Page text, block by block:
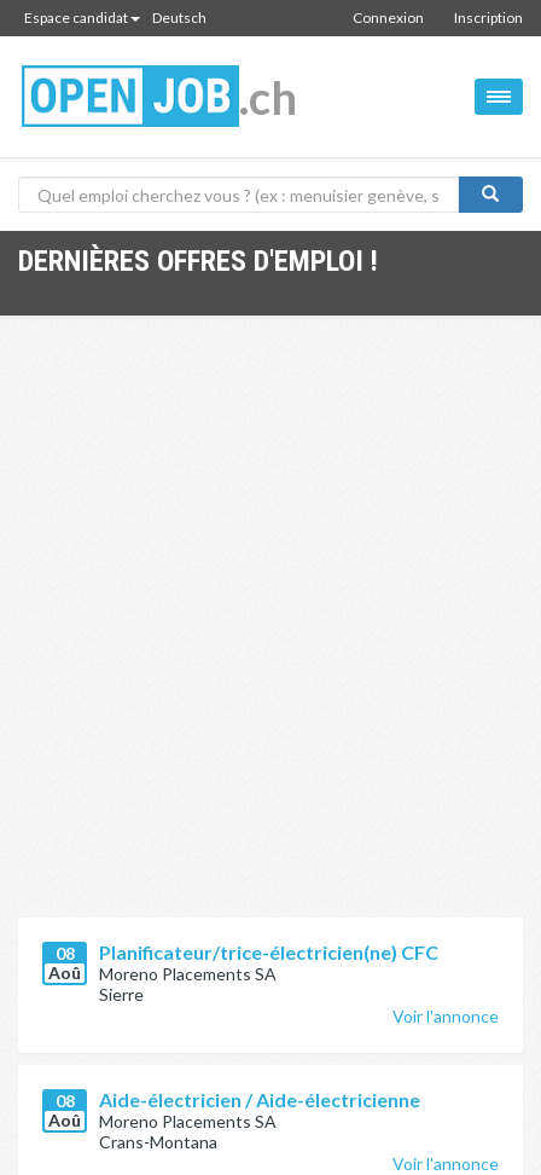
Espace candidat Deutsch Inscription
Connexion
.ch
DERNIÈRES OFFRES D'EMPLOI !
08
Aoû
Planificateur/trice-électricien(ne) CFC
Moreno Placements SA
Sierre
Voir l'annonce
08
Aoû
Aide-électricien / Aide-électricienne
Moreno Placements SA
Crans-Montana
Voir l'annonce